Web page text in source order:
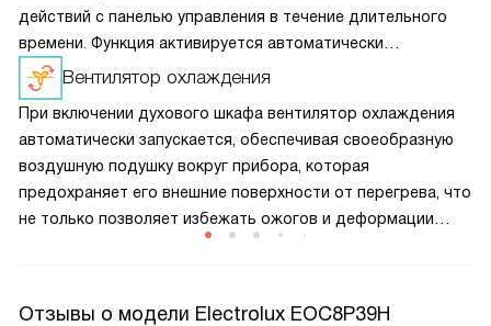
действий с панелью управления в течение длительного
времени. Функция активируется автоматически
и не требует дополнительной настройки.
Вентилятор охлаждения
При включении духового шкафа вентилятор охлаждения
автоматически запускается, обеспечивая своеобразную
воздушную подушку вокруг прибора, которая
предохраняет его внешние поверхности от перегрева, что
не только позволяет избежать ожогов и деформации
Отзывы о модели Electrolux EOC8P39H